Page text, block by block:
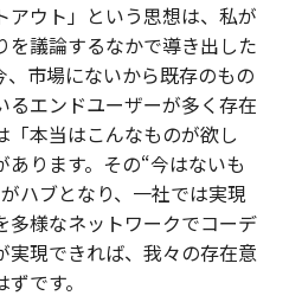
アウト」という思想は、私が
議論するなかで導き出した
市場にないから既存のもの
るエンドユーザーが多く存在
「本当はこんなものが欲し
ります。その“今はないも
ハブとなり、一社では実現
多様なネットワークでコーデ
実現できれば、我々の存在意
です。